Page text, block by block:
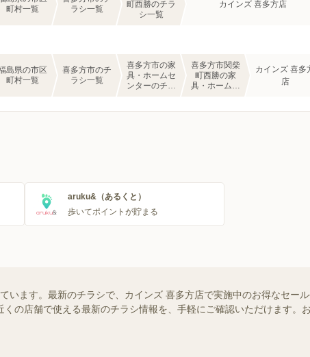
町村一覧
ラシ一覧
町西勝のチラ
シ一覧
カインズ 喜多方店
島県の市区
町村一覧
喜多方市のチ
ラシ一覧
喜多方市の家
具・ホームセ
ンターのチラ
喜多方市関柴
町西勝の家
具・ホームセ
カインズ 喜多
店
aruku&（あるくと）
歩いてポイントが貯まる
います。最新のチラシで、カインズ 喜多方店で実施中のお得なセー
の店舗で使える最新のチラシ情報を、手軽にご確認いただけます。